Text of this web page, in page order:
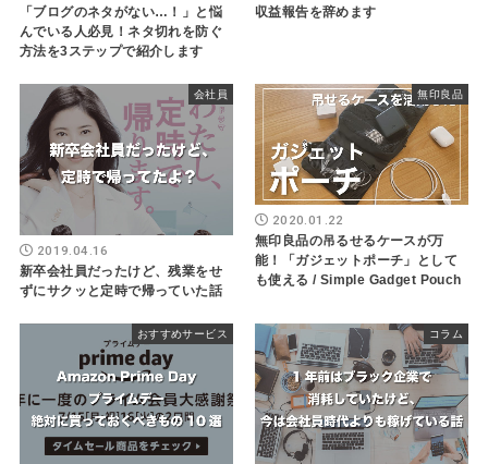
「ブログのネタがない…！」と悩
んでいる人必見！ネタ切れを防ぐ
方法を3ステップで紹介します
収益報告を辞めます
会社員
2019.04.16
新卒会社員だったけど、残業をせ
ずにサクッと定時で帰っていた話
無印良品
2020.01.22
無印良品の吊るせるケースが万
能！「ガジェットポーチ」として
も使える / Simple Gadget Pouch
おすすめサービス コラム